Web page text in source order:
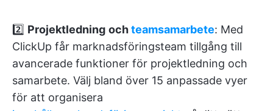
2️⃣ Projektledning ochteamsamarbete: Med
ClickUp får marknadsföringsteam tillgång till
avancerade funktioner för projektledning och
samarbete. Välj bland över 15 anpassade vyer
för att organisera